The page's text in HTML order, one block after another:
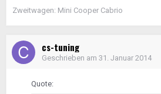
Zweitwagen: Mini Cooper Cabrio
cs-tuning
Geschrieben am 31. Januar 2014
Quote: